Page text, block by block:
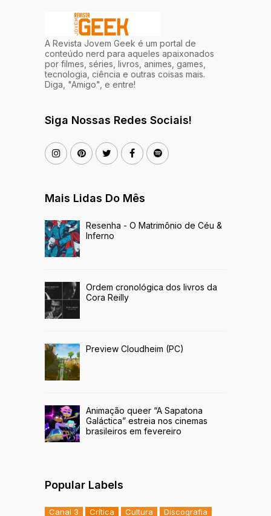
A Revista Jovem Geek é um portal de
conteúdo nerd para aqueles apaixonados
por filmes, séries, livros, animes, games,
tecnologia, ciência e outras coisas mais.
Diga, "Amigo", e entre!
Siga Nossas Redes Sociais!
Mais Lidas Do Mês
Resenha - O Matrimônio de Céu &
Inferno
Ordem cronológica dos livros da
Cora Reilly
Preview Cloudheim (PC)
Animação queer “A Sapatona
Galáctica” estreia nos cinemas
brasileiros em fevereiro
Popular Labels
Canal 3 Crítica Cultura Discografia